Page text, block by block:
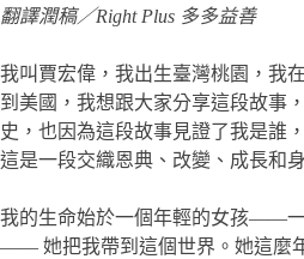
翻譯潤稿／Right Plus 多多益善
我叫賈宏偉，我出生臺灣桃園，我
到美國，我想跟大家分享這段故事
史，也因為這段故事見證了我是誰
這是一段交織恩典、改變、成長和
我的生命始於一個年輕的女孩——
—— 她把我帶到這個世界。她這麼